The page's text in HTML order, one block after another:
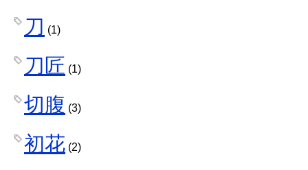
刀 (1)
刀匠 (1)
切腹 (3)
初花 (2)